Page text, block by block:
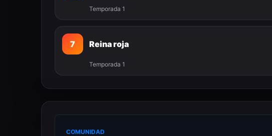
Temporada 1
7 Reina roja
Temporada 1
COMUNIDAD